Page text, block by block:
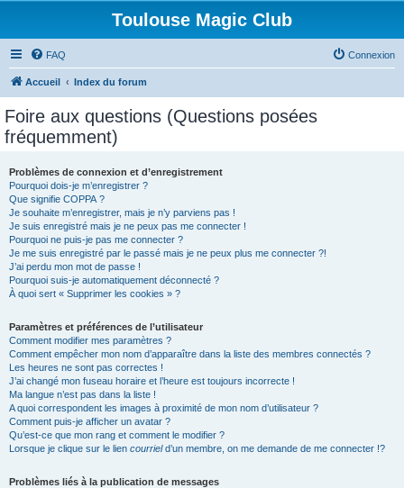
Toulouse Magic Club
FAQ Connexion
Accueil Index du forum
Foire aux questions (Questions posées
fréquemment)
Problèmes de connexion et d’enregistrement
Pourquoi dois-je m’enregistrer ?
Que signifie COPPA ?
Je souhaite m’enregistrer, mais je n’y parviens pas !
Je suis enregistré mais je ne peux pas me connecter !
Pourquoi ne puis-je pas me connecter ?
Je me suis enregistré par le passé mais je ne peux plus me connecter ?!
J’ai perdu mon mot de passe !
Pourquoi suis-je automatiquement déconnecté ?
À quoi sert « Supprimer les cookies » ?
Paramètres et préférences de l’utilisateur
Comment modifier mes paramètres ?
Comment empêcher mon nom d’apparaître dans la liste des membres connectés ?
Les heures ne sont pas correctes !
J’ai changé mon fuseau horaire et l’heure est toujours incorrecte !
Ma langue n’est pas dans la liste !
A quoi correspondent les images à proximité de mon nom d’utilisateur ?
Comment puis-je afficher un avatar ?
Qu’est-ce que mon rang et comment le modifier ?
Lorsque je clique sur le lien courrield’un membre, on me demande de me connecter !?
Problèmes liés à la publication de messages